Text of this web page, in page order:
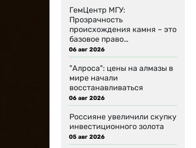
ГемЦентр МГУ:
Прозрачность
происхождения камня – это
базовое право…
06 авг 2026
"Алроса": цены на алмазы в
мире начали
восстанавливаться
06 авг 2026
Россияне увеличили скупку
инвестиционного золота
05 авг 2026